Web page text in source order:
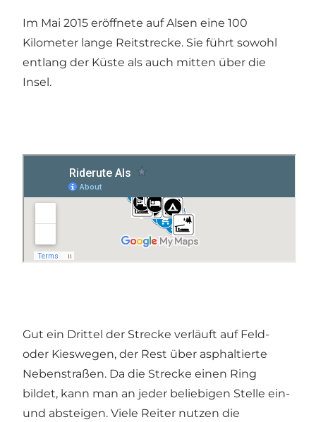
Im Mai 2015 eröffnete auf Alsen eine 100
Kilometer lange Reitstrecke. Sie führt sowohl
entlang der Küste als auch mitten über die
Insel.
Gut ein Drittel der Strecke verläuft auf Feld-
oder Kieswegen, der Rest über asphaltierte
Nebenstraßen. Da die Strecke einen Ring
bildet, kann man an jeder beliebigen Stelle ein-
und absteigen. Viele Reiter nutzen die